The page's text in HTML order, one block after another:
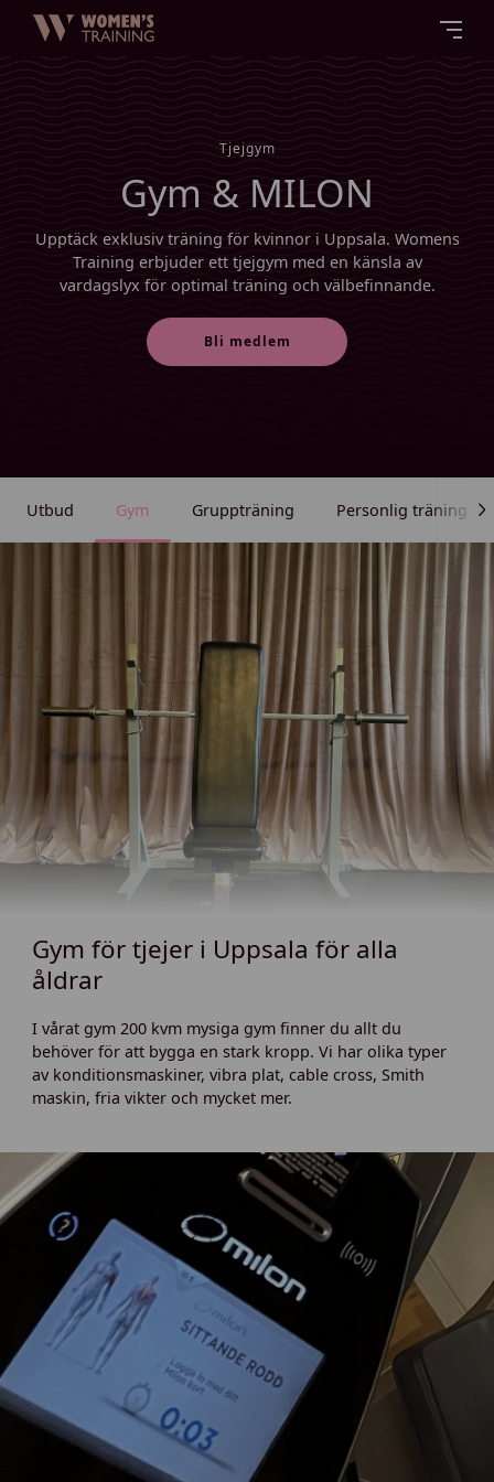
Tjejgym
Gym & MILON
Upptäck exklusiv träning för kvinnor i Uppsala. Womens
Training erbjuder ett tjejgym med en känsla av
vardagslyx för optimal träning och välbefinnande.
Bli medlem
Utbud Gym Gruppträning Personlig träning
Gym för tjejer i Uppsala för alla
åldrar
I vårat gym 200 kvm mysiga gym finner du allt du
behöver för att bygga en stark kropp. Vi har olika typer
av konditionsmaskiner, vibra plat, cable cross, Smith
maskin, fria vikter och mycket mer.